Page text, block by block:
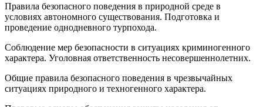
Правила безопасного поведения в природной среде в
условиях автономного существования. Подготовка и
проведение однодневного турпохода.
Соблюдение мер безопасности в ситуациях криминогенного
характера. Уголовная ответственность несовершеннолетних.
Общие правила безопасного поведения в чрезвычайных
ситуациях природного и техногенного характера.